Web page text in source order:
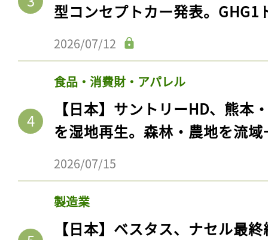
型コンセプトカー発表。GHG1
2026/07/12
食品・消費財・アパレル
【日本】サントリーHD、熊本
を湿地再生。森林・農地を流
2026/07/15
製造業
【日本】ベスタス、ナセル最